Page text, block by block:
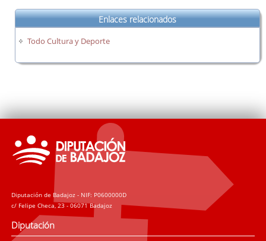
Enlaces relacionados
Todo Cultura y Deporte
Diputación de Badajoz - NIF: P0600000D
c/ Felipe Checa, 23 - 06071 Badajoz
Diputación